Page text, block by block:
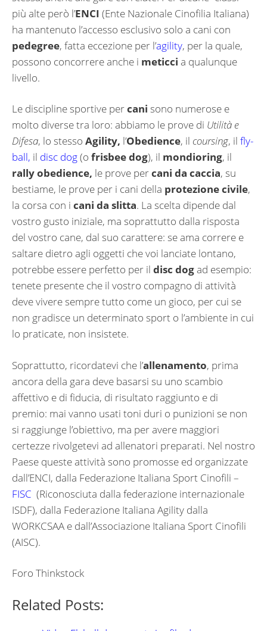
più alte però l’ENCI (Ente Nazionale Cinofilia Italiana)
ha mantenuto l’accesso esclusivo solo a cani con
pedegree, fatta eccezione per l’agility, per la quale,
possono concorrere anche i meticci a qualunque
livello.
Le discipline sportive percani sono numerose e
molto diverse tra loro: abbiamo le prove di Utilità e
Difesa, lo stesso Agility, l’Obedience, il coursing, il fly-
ball, il disc dog(o frisbee dog), il mondioring, il
rally obedience, le prove percani da caccia, su
bestiame, le prove per i cani della protezione civile,
la corsa con i cani da slitta. La scelta dipende dal
vostro gusto iniziale, ma soprattutto dalla risposta
del vostro cane, dal suo carattere: se ama correre e
saltare dietro agli oggetti che voi lanciate lontano,
potrebbe essere perfetto per il disc dogad esempio:
tenete presente che il vostro compagno di attività
deve vivere sempre tutto come un gioco, per cui se
non gradisce un determinato sport o l’ambiente in cui
lo praticate, non insistete.
Soprattutto, ricordatevi che l’allenamento, prima
ancora della gara deve basarsi su uno scambio
affettivo e di fiducia, di risultato raggiunto e di
premio: mai vanno usati toni duri o punizioni se non
si raggiunge l’obiettivo, ma per avere maggiori
certezze rivolgetevi ad allenatori preparati. Nel nostro
Paese queste attività sono promosse ed organizzate
dall’ENCI, dalla Federazione Italiana Sport Cinofili –
FISC (Riconosciuta dalla federazione internazionale
ISDF), dalla Federazione Italiana Agility dalla
WORKCSAA e dall’Associazione Italiana Sport Cinofili
(AISC).
Foro Thinkstock
Related Posts: